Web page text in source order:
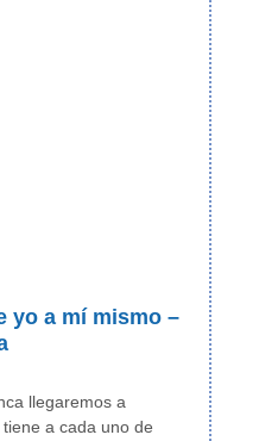
yo a mí mismo –
llegaremos a
a cada uno de